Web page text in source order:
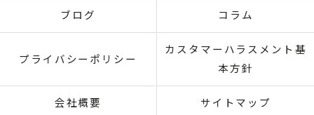
ブログ コラム
プライバシーポリシー
カスタマーハラスメント基
本方針
会社概要 サイトマップ